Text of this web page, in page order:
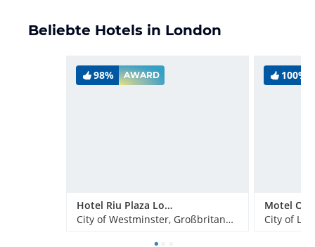
Beliebte Hotels in London
98% AWARD
Hotel Riu Plaza London Victoria
City of Westminster, Großbritannien
100%
City of